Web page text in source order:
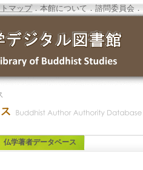
マップ．本館について ．諮問委員会 ．
仏学著者データベース